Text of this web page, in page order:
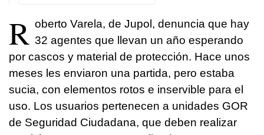
R oberto Varela, de Jupol, denuncia que hay
32 agentes que llevan un año esperando
por cascos y material de protección. Hace unos
meses les enviaron una partida, pero estaba
sucia, con elementos rotos e inservible para el
uso. Los usuarios pertenecen a unidades GOR
de Seguridad Ciudadana, que deben realizar